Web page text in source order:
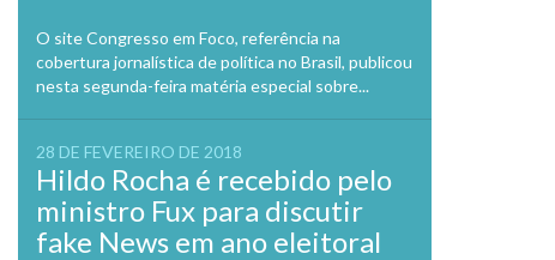
O site Congresso em Foco, referência na
cobertura jornalística de política no Brasil, publicou
nesta segunda-feira matéria especial sobre...
28 DE FEVEREIRO DE 2018
Hildo Rocha é recebido pelo
ministro Fux para discutir
fake News em ano eleitoral